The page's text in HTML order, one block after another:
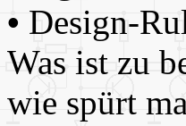
• Design-
Was ist zu
wie spürt